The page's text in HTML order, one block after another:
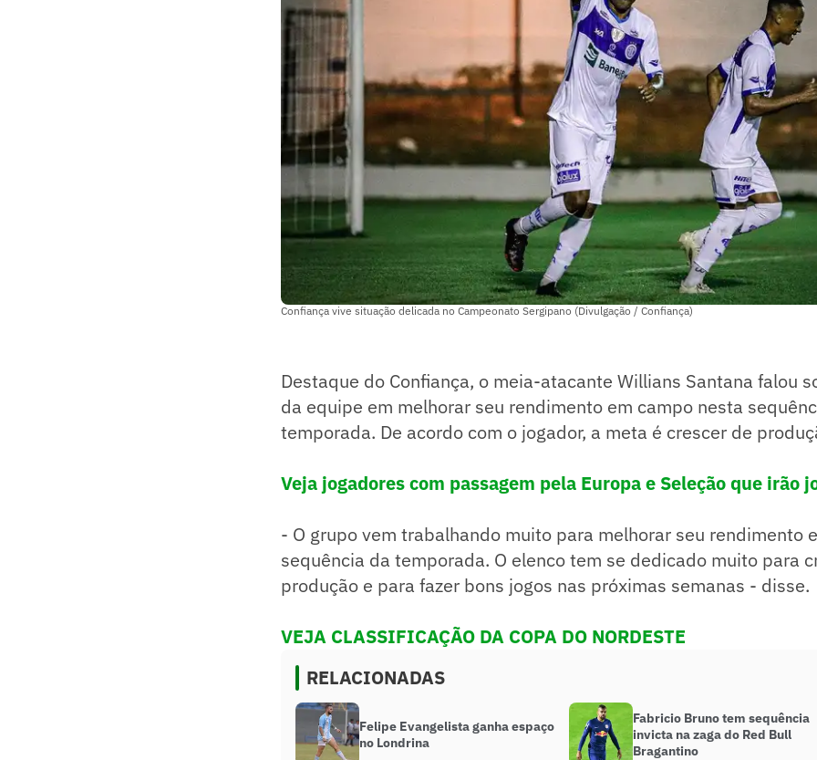
Confiança vive situação delicada no Campeonato Sergipano (Divulgação / Confiança)
Destaque do Confiança, o meia-atacante Willians Santana falou
da equipe em melhorar seu rendimento em campo nesta
temporada. De acordo com o jogador, a meta é crescer de
Veja jogadores com passagem pela Europa e Seleção que irão
- O grupo vem trabalhando muito para melhorar seu rendimento
sequência da temporada. O elenco tem se dedicado muito para
produção e para fazer bons jogos nas próximas semanas - disse.
VEJA CLASSIFICAÇÃO DA COPA DO NORDESTE
RELACIONADAS
Felipe Evangelista ganha espaço
no Londrina
Fabricio Bruno tem sequência
invicta na zaga do Red Bull
Bragantino